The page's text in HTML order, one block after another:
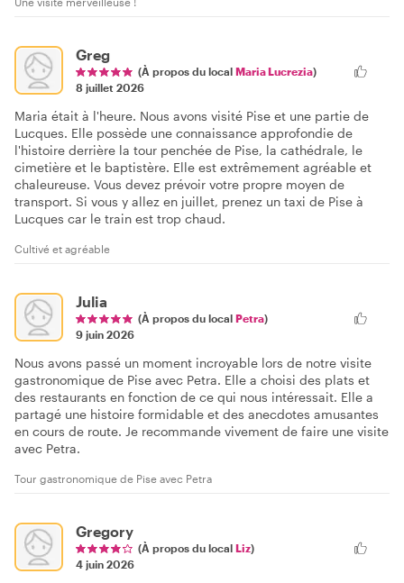
Greg
(À propos du local Maria Lucrezia)
8 juillet 2026
Maria était à l'heure. Nous avons visité Pise et une partie de
Lucques. Elle possède une connaissance approfondie de
l'histoire derrière la tour penchée de Pise, la cathédrale, le
cimetière et le baptistère. Elle est extrêmement agréable et
chaleureuse. Vous devez prévoir votre propre moyen de
transport. Si vous y allez en juillet, prenez un taxi de Pise à
Lucques car le train est trop chaud.
Cultivé et agréable
Julia
(À propos du local Petra)
9 juin 2026
Nous avons passé un moment incroyable lors de notre visite
gastronomique de Pise avec Petra. Elle a choisi des plats et
des restaurants en fonction de ce qui nous intéressait. Elle a
partagé une histoire formidable et des anecdotes amusantes
en cours de route. Je recommande vivement de faire une visite
avec Petra.
Tour gastronomique de Pise avec Petra
Gregory
(À propos du local Liz)
4 juin 2026